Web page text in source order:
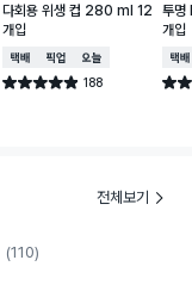
다회용 위생 컵 280 ml 12
개입
택배배송매장픽업오늘배송
별점 4.9점 188
건 작성
투
개입
택배
별점
전체보기
(110)